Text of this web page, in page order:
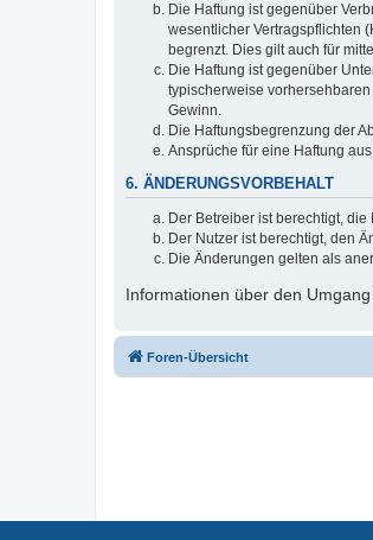
Die Haftung ist gegenüber
wesentlicher Vertragspflichten
begrenzt. Dies gilt auch für
Die Haftung ist gegenüber
typischerweise
Gewinn.
Die Haftungsbegrenzung der
Ansprüche für eine Haftung
6. ÄNDERUNGSVORBEHALT
Der Betreiber ist berechtigt,
Der Nutzer ist berechtigt, den
Die Änderungen gelten als
Informationen über den
Foren-Übersicht